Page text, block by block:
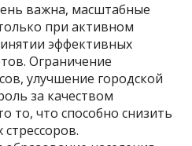
важна, масштабные
при активном
эффективных
Ограничение
улучшение городской
за качеством
то, что способно снизить